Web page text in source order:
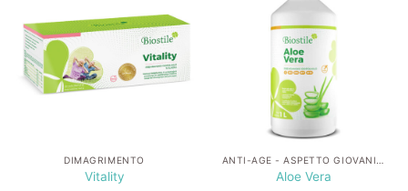
dei
desideri
DIMAGRIMENTO
Vitality
ANTI-AGE - ASPETTO GIOVANILE
Aloe Vera